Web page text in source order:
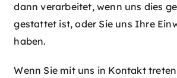
dann verarbeitet, wenn uns dies
gestattet ist, oder Sie uns Ihre
haben.
Wenn Sie mit uns in Kontakt